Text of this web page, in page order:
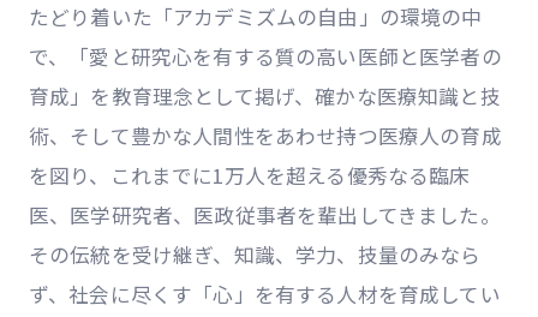
たどり着いた「アカデミズムの自由」の環境の中
で、「愛と研究心を有する質の高い医師と医学者の
育成」を教育理念として掲げ、確かな医療知識と技
術、そして豊かな人間性をあわせ持つ医療人の育成
を図り、これまでに1万人を超える優秀なる臨床
医、医学研究者、医政従事者を輩出してきました。
その伝統を受け継ぎ、知識、学力、技量のみなら
ず、社会に尽くす「心」を有する人材を育成してい